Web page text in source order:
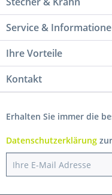
Service &
Ihre Vorteile
Kontakt
Erhalten Sie immer die
Datenschutzerklärung